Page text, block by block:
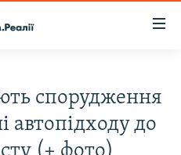
спорудження
автопідходу до